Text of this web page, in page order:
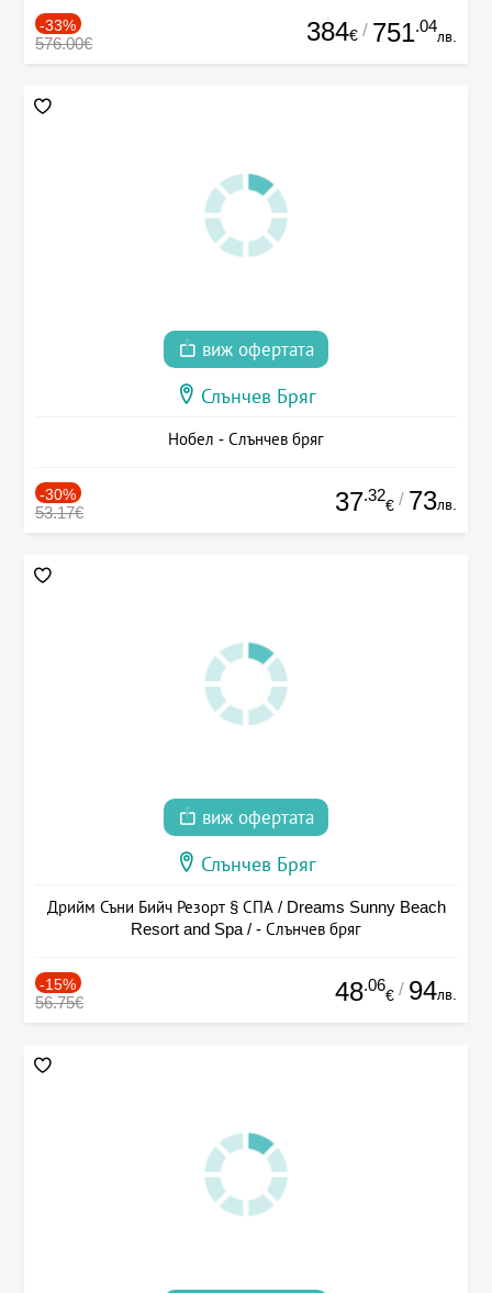
-33%
576.00€ 384€ / 751.04
лв.
виж офертата
Слънчев Бряг
Нобел - Слънчев бряг
-30%
53.17€ 37.32
€ / 73лв.
виж офертата
Слънчев Бряг
Дрийм Съни Бийч Резорт § СПА / Dreams Sunny Beach
Resort and Spa / - Слънчев бряг
-15%
56.75€ 48.06
€ / 94лв.